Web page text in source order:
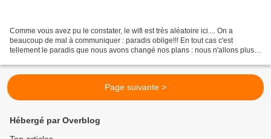
Comme vous avez pu le constater, le wifi est très aléatoire ici.... On a
beaucoup de mal à communiquer : paradis oblige!!! En tout cas c'est
tellement le paradis que nous avons changé nos plans : nous n'allons plus à
Page suivante >
Hébergé par Overblog